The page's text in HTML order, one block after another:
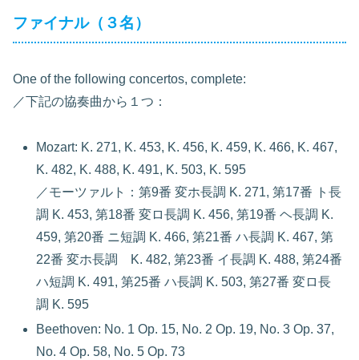
ファイナル（３名）
One of the following concertos, complete:
／下記の協奏曲から１つ：
Mozart: K. 271, K. 453, K. 456, K. 459, K. 466, K. 467,
K. 482, K. 488, K. 491, K. 503, K. 595
／モーツァルト：第9番 変ホ長調 K. 271, 第17番 ト長
調 K. 453, 第18番 変ロ長調 K. 456, 第19番 ヘ長調 K.
459, 第20番 ニ短調 K. 466, 第21番 ハ長調 K. 467, 第
22番 変ホ長調 K. 482, 第23番 イ長調 K. 488, 第24番
ハ短調 K. 491, 第25番 ハ長調 K. 503, 第27番 変ロ長
調 K. 595
Beethoven: No. 1 Op. 15, No. 2 Op. 19, No. 3 Op. 37,
No. 4 Op. 58, No. 5 Op. 73